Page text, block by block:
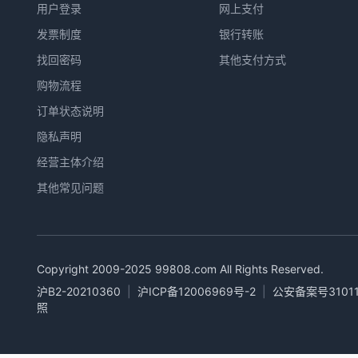
用户登录
发票制度
找回密码
购物流程
订单状态说明
隐私声明
经营主体介绍
其他常见问题
网上支付
银行转账
其他支付方式
Copyright 2009-2025 99808.com All Rights Reserved.
沪B2-20210360
沪ICP备12006969号-2
公安备案号
照